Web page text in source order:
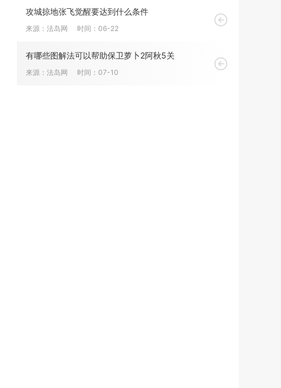
攻城掠地张飞觉醒要达到什么条件
来源：法岛网 时间：06-22
有哪些图解法可以帮助保卫萝卜2阿秋5关
来源：法岛网 时间：07-10